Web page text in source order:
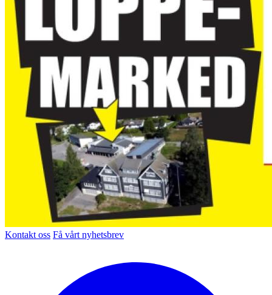
Kontakt oss Få vårt nyhetsbrev